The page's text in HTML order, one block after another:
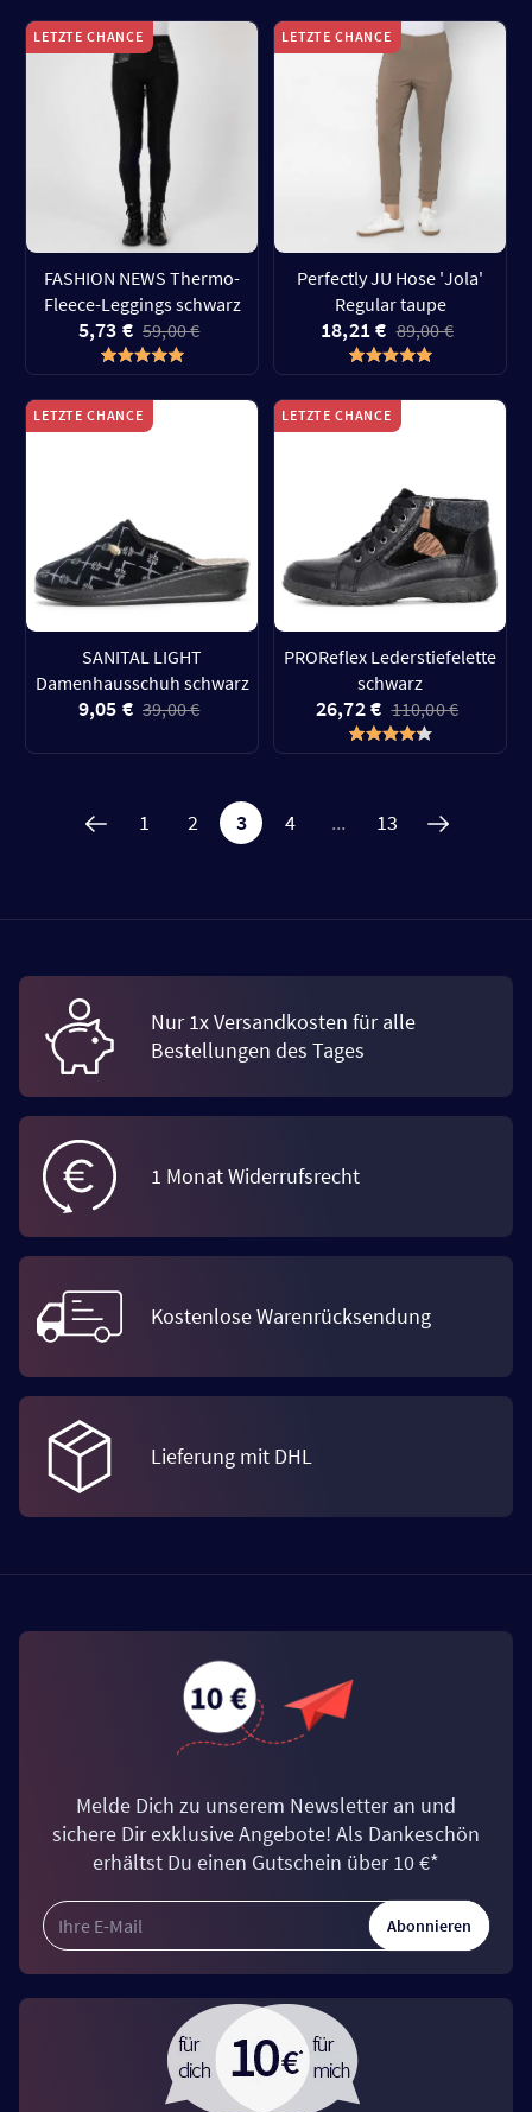
LETZTE CHANCE
FASHION NEWS Thermo-
Fleece-Leggings schwarz
5,73 € 59,00 €
LETZTE CHANCE
Perfectly JU Hose 'Jola'
Regular taupe
18,21 € 89,00 €
LETZTE CHANCE
SANITAL LIGHT
Damenhausschuh schwarz
9,05 € 39,00 €
LETZTE CHANCE
PROReflex Lederstiefelette
schwarz
26,72 € 110,00 €
1 2 3 4 ... 13
Nur 1x Versandkosten für alle
Bestellungen des Tages
1 Monat Widerrufsrecht
Kostenlose Warenrücksendung
Lieferung mit DHL
Melde Dich zu unserem Newsletter an und
sichere Dir exklusive Angebote! Als Dankeschön
erhältst Du einen Gutschein über 10 €*
Abonnieren